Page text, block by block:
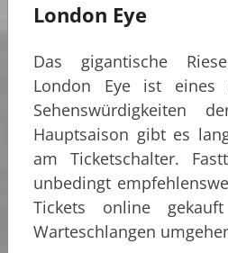
London Eye
Das gigantische
London Eye ist eines
Sehenswürdigkeiten
Hauptsaison gibt es
am Ticketschalter.
unbedingt
Tickets online
Warteschlangen